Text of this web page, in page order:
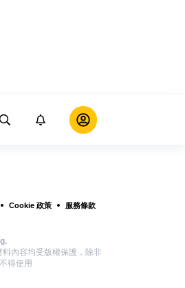
Cookie 政策
服務條款
.
內容均受版權保護，除非
得使用